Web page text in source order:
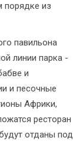
порядке из
павильона
линии парка -
и
и песочные
Африки,
ресторан
отданы под